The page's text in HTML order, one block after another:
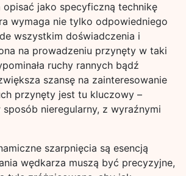
opisać jako specyficzną technikę
wymaga nie tylko odpowiedniego
wszystkim doświadczenia i
na prowadzeniu przynęty w taki
ruchy rannych bądź
szansę na zainteresowanie
przynęty jest tu kluczowy –
nieregularny, z wyraźnymi
szarpnięcia są esencją
wędkarza muszą być precyzyjne,